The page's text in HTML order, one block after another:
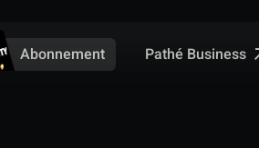
Abonnement Pathé Business